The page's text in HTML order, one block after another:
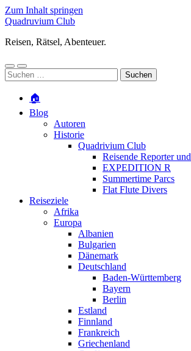
Zum Inhalt springen
Quadruvium Club
Reisen, Rätsel, Abenteuer.
Mobile-
Menü
Suchfeld
ein-/ausblenden
Suchen
nach:
🏠
Blog
Autoren
Historie
Quadrivium Club
Reisende Reporter
EXPEDITION R
Summertime Parcs
Flat Flute Divers
Reiseziele
Afrika
Europa
Albanien
Bulgarien
Dänemark
Deutschland
Baden-Württemberg
Bayern
Berlin
Estland
Finnland
Frankreich
Griechenland